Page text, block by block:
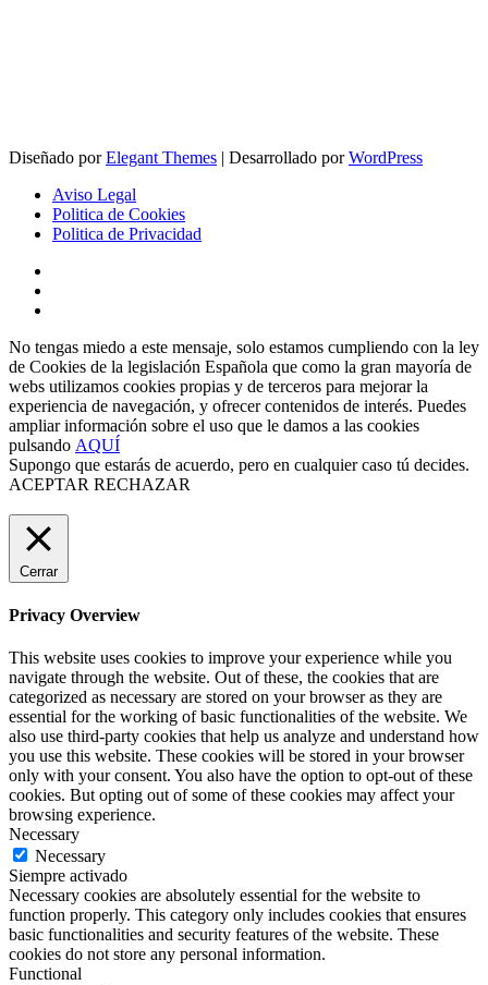
Diseñado porElegant Themes | Desarrollado porWordPress
Aviso Legal
Politica de Cookies
Politica de Privacidad
No tengas miedo a este mensaje, solo estamos cumpliendo con la ley
de Cookies de la legislación Española que como la gran mayoría de
webs utilizamos cookies propias y de terceros para mejorar la
experiencia de navegación, y ofrecer contenidos de interés. Puedes
ampliar información sobre el uso que le damos a las cookies
pulsando AQUÍ
Supongo que estarás de acuerdo, pero en cualquier caso tú decides.
ACEPTAR RECHAZAR
Cerrar
Privacy Overview
This website uses cookies to improve your experience while you
navigate through the website. Out of these, the cookies that are
categorized as necessary are stored on your browser as they are
essential for the working of basic functionalities of the website. We
also use third-party cookies that help us analyze and understand how
you use this website. These cookies will be stored in your browser
only with your consent. You also have the option to opt-out of these
cookies. But opting out of some of these cookies may affect your
browsing experience.
Necessary
Necessary
Siempre activado
Necessary cookies are absolutely essential for the website to
function properly. This category only includes cookies that ensures
basic functionalities and security features of the website. These
cookies do not store any personal information.
Functional